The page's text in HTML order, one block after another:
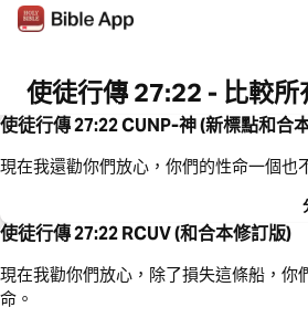
使徒行傳 27:22 - 比較所
使徒行傳 27:22 CUNP-神 (新標點和合
現在我還勸你們放心，你們的性命一個也
使徒行傳 27:22 RCUV (和合本修訂版)
現在我勸你們放心，除了損失這條船，你
命。